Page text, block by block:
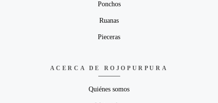
Ponchos
Ruanas
Pieceras
ACERCA DE ROJOPURPURA
Quiénes somos